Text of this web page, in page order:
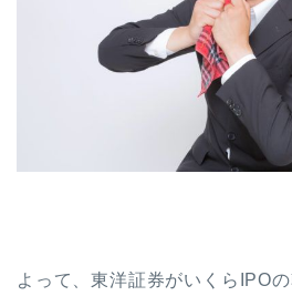
よって、東洋証券がいくらIPO